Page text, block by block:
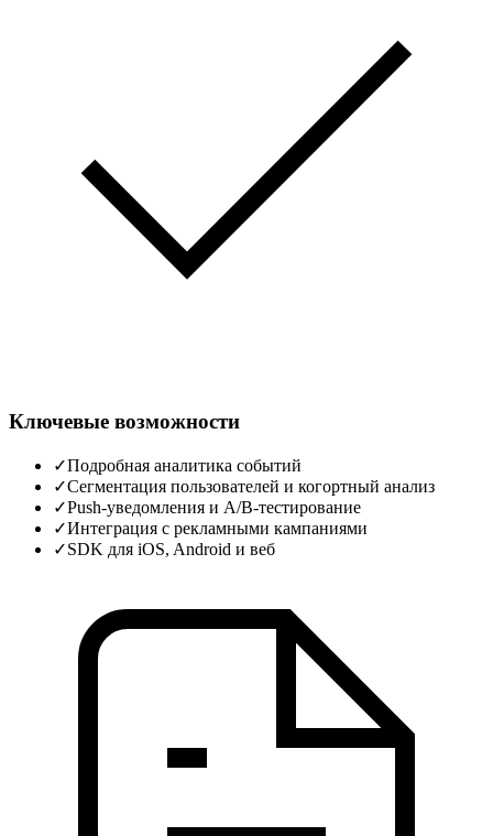
Ключевые возможности
✓Подробная аналитика событий
✓Сегментация пользователей и когортный анализ
✓Push‑уведомления и A/B‑тестирование
✓Интеграция с рекламными кампаниями
✓SDK для iOS, Android и веб